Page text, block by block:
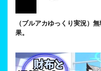
（ブルアカゆっくり実況）
果。